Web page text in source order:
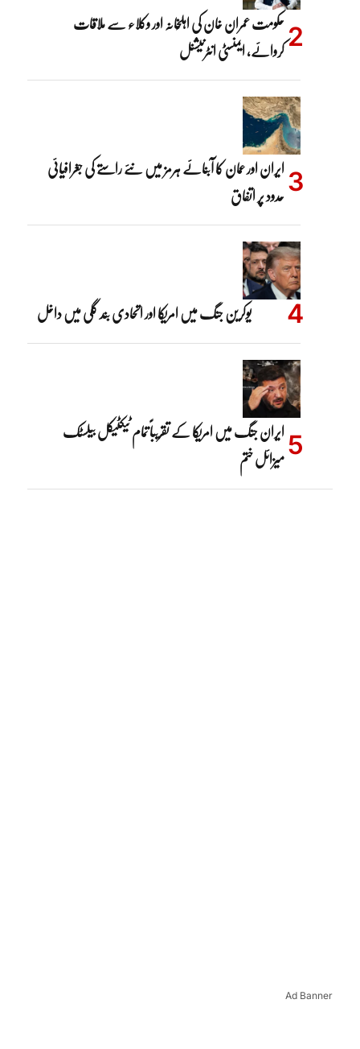
حکومت عمران خان کی اہلِخانہ اور وکلاء سے ملاقات
کروائے، ایمنسٹی انٹرنیشنل
ایران اور عمان کا آبنائے ہرمز میں نئے راستے کی جغرافیائی
حدود پر اتفاق
یوکرین جنگ میں امریکا اور اتحادی بند گلی میں داخل
ایران جنگ میں امریکا کے تقریباً تمام ٹیکٹیکل بیلسٹک
میزائل ختم
Ad Banner